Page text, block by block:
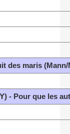
des maris
- Pour que les